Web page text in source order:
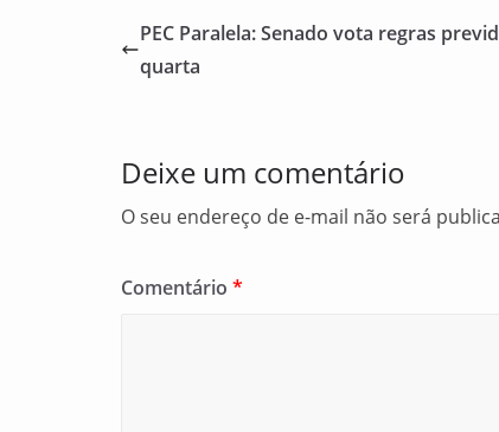
e
b
k
l e
PEC Paralela: Senado vota regras
quarta
Deixe um comentário
O seu endereço de e-mail não será
Comentário *